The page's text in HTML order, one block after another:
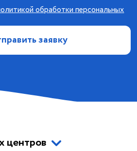
заявку
обработки персональных
центров